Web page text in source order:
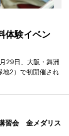
体験イベン
29日、大阪・舞洲
地2）で初開催され
習会 金メダリス